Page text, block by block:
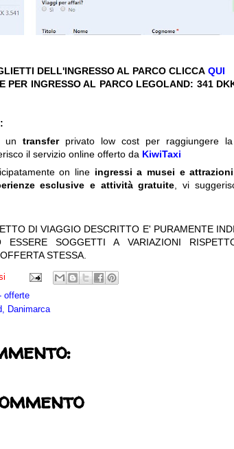
DELL'INGRESSO AL PARCO CLICCA QUI
PER INGRESSO AL PARCO LEGOLAND: 341
untransfer privato low cost per raggiungere
il servizio online offerto da KiwiTaxi
on line ingressi a musei e
esclusive e attività gratuite , vi
DI VIAGGIO DESCRITTO E' PURAMENTE
ESSERE SOGGETTI A VARIAZIONI
STESSA.
offerte
Danimarca